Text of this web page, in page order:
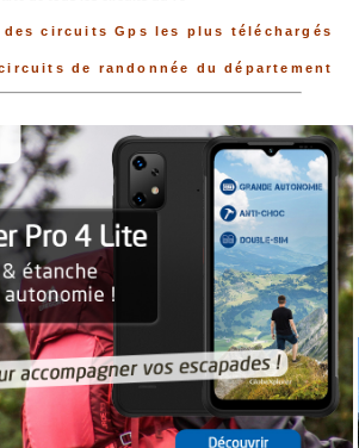
des circuits Gps les plus téléchargés
de randonnée du département